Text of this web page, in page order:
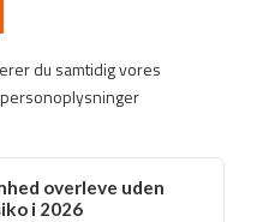
du samtidig vores
overleve uden
i 2026